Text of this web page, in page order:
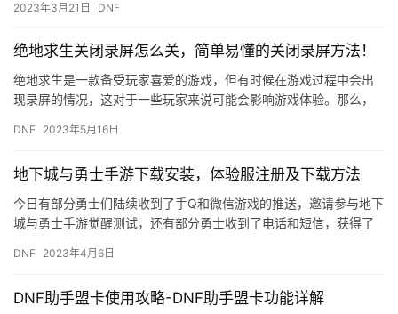
2023年3月21日 DNF
绝地求生关闭录屏怎么关，简单易懂的关闭录屏方法！
绝地求生是一款备受玩家喜爱的游戏，但有时候在游戏过程中会出
现录屏的情况，这对于一些玩家来说可能会影响游戏体验。那么，
功能…
DNF 2023年5月16日
地下城与勇士手游下载安装，体验服注册及下载方法
今日有部分勇士们陆续收到了手Q和微信游戏的推送，邀请参与地下
城与勇士手游觉醒测试，还有部分勇士收到了电话和短信，获得了
的勇…
DNF 2023年4月6日
DNF助手盟卡使用攻略-DNF助手盟卡功能详解